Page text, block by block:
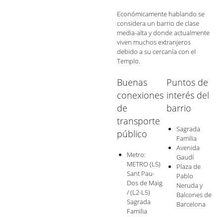
Económicamente hablando se
considera un barrio de clase
media-alta y donde actualmente
viven muchos extranjeros
debido a su cercanía con el
Templo.
Buenas
conexiones
de
transporte
público
Metro:
METRO (L5)
Sant Pau-
Dos de Maig
/ (L2-L5)
Sagrada
Familia
Puntos de
interés del
barrio
Sagrada
Familia
Avenida
Gaudí
Plaza de
Pablo
Neruda y
Balcones de
Barcelona